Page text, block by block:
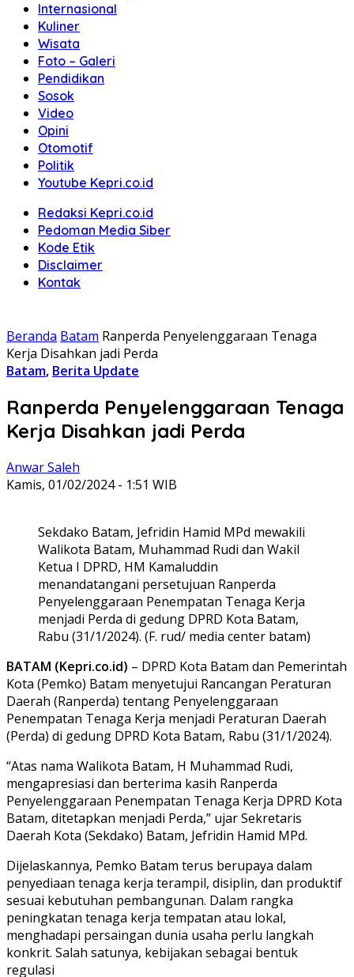
Internasional
Kuliner
Wisata
Foto – Galeri
Pendidikan
Sosok
Video
Opini
Otomotif
Politik
Youtube Kepri.co.id
Redaksi Kepri.co.id
Pedoman Media Siber
Kode Etik
Disclaimer
Kontak
Beranda Batam Ranperda Penyelenggaraan Tenaga
Kerja Disahkan jadi Perda
Batam, Berita Update
Ranperda Penyelenggaraan Tenaga
Kerja Disahkan jadi Perda
Anwar Saleh
Kamis, 01/02/2024 - 1:51 WIB
Sekdako Batam, Jefridin Hamid MPd mewakili
Walikota Batam, Muhammad Rudi dan Wakil
Ketua I DPRD, HM Kamaluddin
menandatangani persetujuan Ranperda
Penyelenggaraan Penempatan Tenaga Kerja
menjadi Perda di gedung DPRD Kota Batam,
Rabu (31/1/2024). (F. rud/ media center batam)
BATAM (Kepri.co.id) – DPRD Kota Batam dan Pemerintah
Kota (Pemko) Batam menyetujui Rancangan Peraturan
Daerah (Ranperda) tentang Penyelenggaraan
Penempatan Tenaga Kerja menjadi Peraturan Daerah
(Perda) di gedung DPRD Kota Batam, Rabu (31/1/2024).
“Atas nama Walikota Batam, H Muhammad Rudi,
mengapresiasi dan berterima kasih Ranperda
Penyelenggaraan Penempatan Tenaga Kerja DPRD Kota
Batam, ditetapkan menjadi Perda,” ujar Sekretaris
Daerah Kota (Sekdako) Batam, Jefridin Hamid MPd.
Dijelaskannya, Pemko Batam terus berupaya dalam
penyediaan tenaga kerja terampil, disiplin, dan produktif
sesuai kebutuhan pembangunan. Dalam rangka
peningkatan tenaga kerja tempatan atau lokal,
menghadapi persaingan dunia usaha perlu langkah
konkrit. Salah satunya, kebijakan sebagai bentuk
regulasi